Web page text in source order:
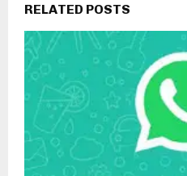
RELATED POSTS